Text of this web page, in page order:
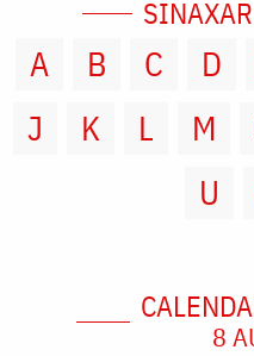
A B C D
J
K L M
U
8